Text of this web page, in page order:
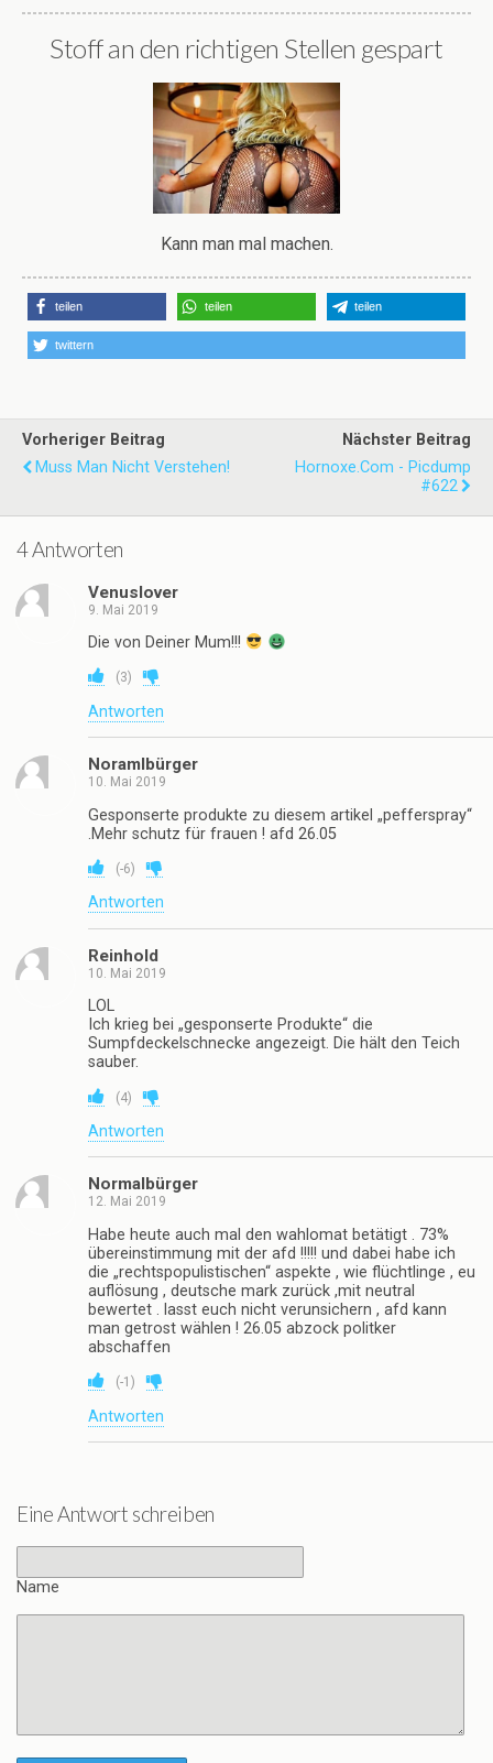
Stoff an den richtigen Stellen gespart
Kann man mal machen.
teilen teilen teilen
twittern
Vorheriger Beitrag
Muss Man Nicht Verstehen!
Nächster Beitrag
Hornoxe.com - Picdump
#622
4 Antworten
Venuslover
9. Mai 2019
Die von Deiner Mum!!!
(3)
Antworten
Noramlbürger
10. Mai 2019
Gesponserte produkte zu diesem artikel „pefferspray“
.Mehr schutz für frauen ! afd 26.05
(-6)
Antworten
Reinhold
10. Mai 2019
LOL
Ich krieg bei „gesponserte Produkte“ die
Sumpfdeckelschnecke angezeigt. Die hält den Teich
sauber.
(4)
Antworten
Normalbürger
12. Mai 2019
Habe heute auch mal den wahlomat betätigt . 73%
übereinstimmung mit der afd !!!!! und dabei habe ich
die „rechtspopulistischen“ aspekte , wie flüchtlinge , eu
auflösung , deutsche mark zurück ,mit neutral
bewertet . lasst euch nicht verunsichern , afd kann
man getrost wählen ! 26.05 abzock politker
abschaffen
(-1 )
Antworten
Eine Antwort schreiben
Name